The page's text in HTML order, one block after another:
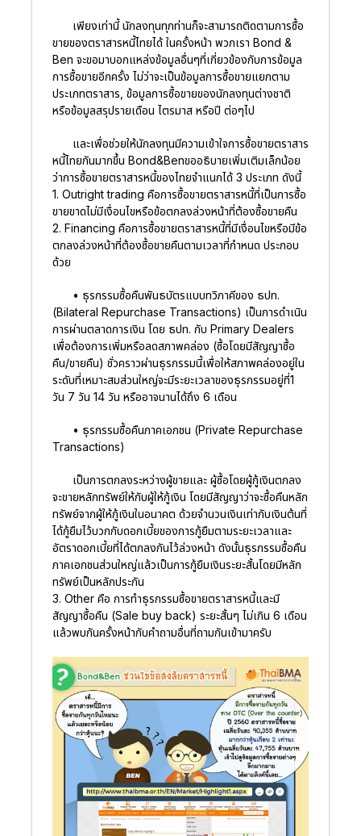
เพียงเท่านี้ นักลงทุนทุกท่านก็จะสามารถติดตามการซื้อ
ขายของตราสารหนี้ไทยได้ ในครั้งหน้า พวกเรา Bond &
Ben จะขอมาบอกแหล่งข้อมูลอื่นๆที่เกี่ยวข้องกับการข้อมูล
การซื้อขายอีกครั้ง ไม่ว่าจะเป็นข้อมูลการซื้อขายแยกตาม
ประเภทตราสาร, ข้อมูลการซื้อขายของนักลงทุนต่างชาติ
หรือข้อมูลสรุปรายเดือน ไตรมาส หรือปี ต่อๆไป
และเพื่อช่วยให้นักลงทุนมีความเข้าใจการซื้อขายตราสาร
หนี้ไทยกันมากขึ้น Bond&Benขออธิบายเพิ่มเติมเล็กน้อย
ว่าการซื้อขายตราสารหนี้ของไทยจำแนกได้ 3 ประเภท ดังนี้
1. Outright trading คือการซื้อขายตราสารหนี้ที่เป็นการซื้อ
ขายขาดไม่มีเงื่อนไขหรือข้อตกลงล่วงหน้าที่ต้องซื้อขายคืน
2. Financing คือการซื้อขายตราสารหนี้ที่มีเงื่อนไขหรือมีข้อ
ตกลงล่วงหน้าที่ต้องซื้อขายคืนตามเวลาที่กำหนด ประกอบ
ด้วย
• ธุรกรรมซื้อคืนพันธบัตรแบบทวิภาคีของ ธปท.
(Bilateral Repurchase Transactions) เป็นการดำเนิน
การผ่านตลาดการเงิน โดย ธปท. กับ Primary Dealers
เพื่อต้องการเพิ่มหรือลดสภาพคล่อง (ซื้อโดยมีสัญญาซื้อ
คืน/ขายคืน) ชั่วคราวผ่านธุรกรรมนี้เพื่อให้สภาพคล่องอยู่ใน
ระดับที่เหมาะสมส่วนใหญ่จะมีระยะเวลาของธุรกรรมอยู่ที่1
วัน 7 วัน 14 วัน หรืออาจนานได้ถึง 6 เดือน
• ธุรกรรมซื้อคืนภาคเอกชน (Private Repurchase
Transactions)
เป็นการตกลงระหว่างผู้ขายและ ผู้ซื้อโดยผู้กู้เงินตกลง
จะขายหลักทรัพย์ให้กับผู้ให้กู้เงิน โดยมีสัญญาว่าจะซื้อคืนหลัก
ทรัพย์จากผู้ให้กู้เงินในอนาคต ด้วยจำนวนเงินเท่ากับเงินต้นที่
ได้กู้ยืมไว้บวกกับดอกเบี้ยของการกู้ยืมตามระยะเวลาและ
อัตราดอกเบี้ยที่ได้ตกลงกันไว้ล่วงหน้า ดังนั้นธุรกรรมซื้อคืน
ภาคเอกชนส่วนใหญ่แล้วเป็นการกู้ยืมเงินระยะสั้นโดยมีหลัก
ทรัพย์เป็นหลักประกัน
3. Other คือ การทำธุรกรรมซื้อขายตราสารหนี้และมี
สัญญาซื้อคืน (Sale buy back) ระยะสั้นๆ ไม่เกิน 6 เดือน
แล้วพบกันครั้งหน้ากับคำถามอื่นที่ถามกันเข้ามาครับ